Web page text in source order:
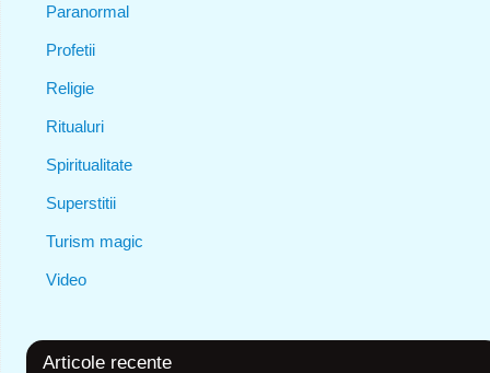
Paranormal
Profetii
Religie
Ritualuri
Spiritualitate
Superstitii
Turism magic
Video
Articole recente